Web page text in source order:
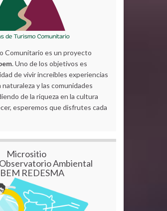
Comunitario es un proyecto
. Uno de los objetivos es
de vivir increíbles experiencias
y las comunidades
de la riqueza en la cultura
esperemos que disfrutes cada
Micrositio
Ambiental
REDESMA